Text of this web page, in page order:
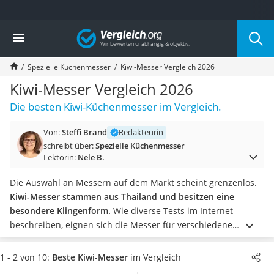
Die beliebtesten Vergleiche nach Kategorie
Haushalt
Wassersprudler
Zentralstaubsauger
Brotbackautomat
Wischroboter
Wäschespinne
Spülmaschinentabs
Akku-Staubsauger
AEG-Waschmaschine
Saug-Wisch-Roboter
Handstaubsauger
Milchaufschäumer
Kondenstrockner
Reiskocher
Vergleich
Spezielle Küchenmesser Kiwi-Messer Vergleich 2026
Kiwi-Messer Vergleich 2026
Die besten Kiwi-Küchenmesser im Vergleich.
Von:Steffi Brand
Redakteurin
schreibt über:Spezielle Küchenmesser
Lektorin: Nele B.
Die Auswahl an Messern auf dem Markt scheint grenzenlos.
Kiwi-Messer stammen aus Thailand und besitzen eine
besondere Klingenform. Wie diverse Tests im Internet
beschreiben, eignen sich die Messer für verschiedene
Einsatzgebiete.Neben Fleischmessern werden unter
anderem auch Obst- undGemüsemesser
1 - 2 von 10: Beste Kiwi-Messer im Vergleich